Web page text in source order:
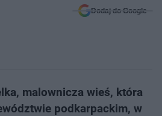
Dodaj do Google
malownicza wieś, która
podkarpackim, w